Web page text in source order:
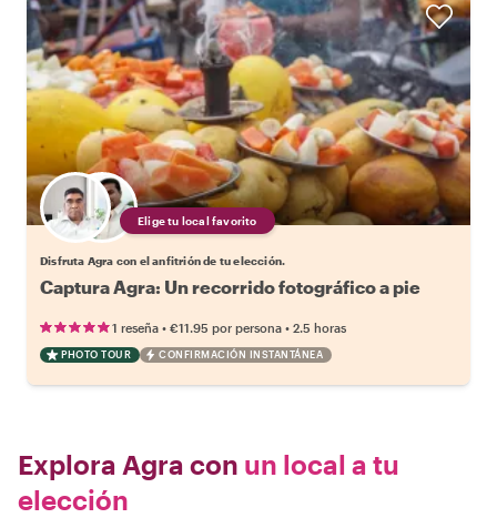
Elige tu local favorito
Disfruta Agra con el anfitrión de tu elección.
Captura Agra: Un recorrido fotográfico a pie
1 reseña • €11.95 por persona • 2.5 horas
PHOTO TOUR CONFIRMACIÓN INSTANTÁNEA
Explora Agra con un local a tu
elección